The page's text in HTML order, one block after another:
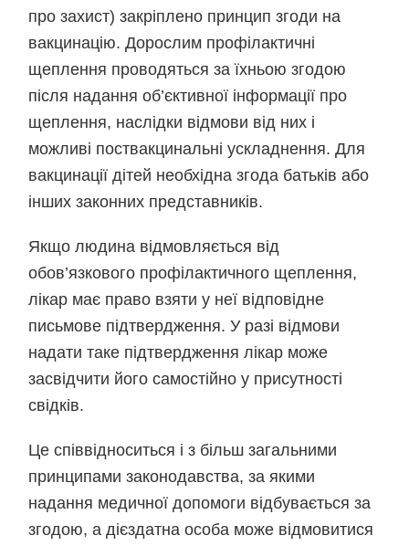
про захист) закріплено принцип згоди на
вакцинацію. Дорослим профілактичні
щеплення проводяться за їхньою згодою
після надання об’єктивної інформації про
щеплення, наслідки відмови від них і
можливі поствакцинальні ускладнення. Для
вакцинації дітей необхідна згода батьків або
інших законних представників.
Якщо людина відмовляється від
обов’язкового профілактичного щеплення,
лікар має право взяти у неї відповідне
письмове підтвердження. У разі відмови
надати таке підтвердження лікар може
засвідчити його самостійно у присутності
свідків.
Це співвідноситься і з більш загальними
принципами законодавства, за якими
надання медичної допомоги відбувається за
згодою, а дієздатна особа може відмовитися